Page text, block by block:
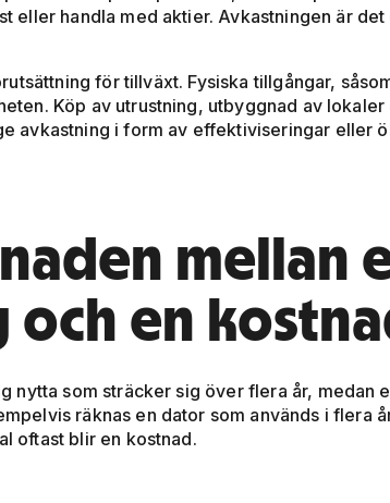
eller handla med aktier. Avkastningen är
för tillväxt. Fysiska tillgångar,
Köp av utrustning, utbyggnad av
avkastning i form av effektiviseringar eller
mellan
en
nytta som sträcker sig över flera år, medan
räknas en dator som används i flera
oftast blir en kostnad.